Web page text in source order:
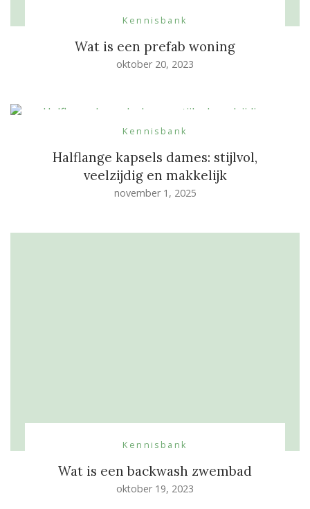
Kennisbank
Wat is een prefab woning
oktober 20, 2023
Kennisbank
Halflange kapsels dames: stijlvol,
veelzijdig en makkelijk
november 1, 2025
Kennisbank
Wat is een backwash zwembad
oktober 19, 2023